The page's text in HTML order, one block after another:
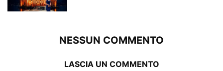
NESSUN COMMENTO
LASCIA UN COMMENTO